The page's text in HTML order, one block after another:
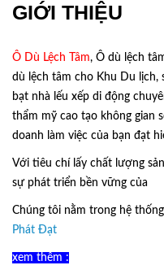
GIỚI THIỆU
Ô Dù Lệch Tâm, Ô dù lệch
dù lệch tâm cho Khu Du lịch,
bạt nhà lếu xếp di động
thẩm mỹ cao tạo không gian
doanh làm việc của bạn đạt
Với tiêu chí lấy chất lượng
sự phát triển bền vững của
Chúng tôi nằm trong hệ
Phát Đạt
xem thêm :